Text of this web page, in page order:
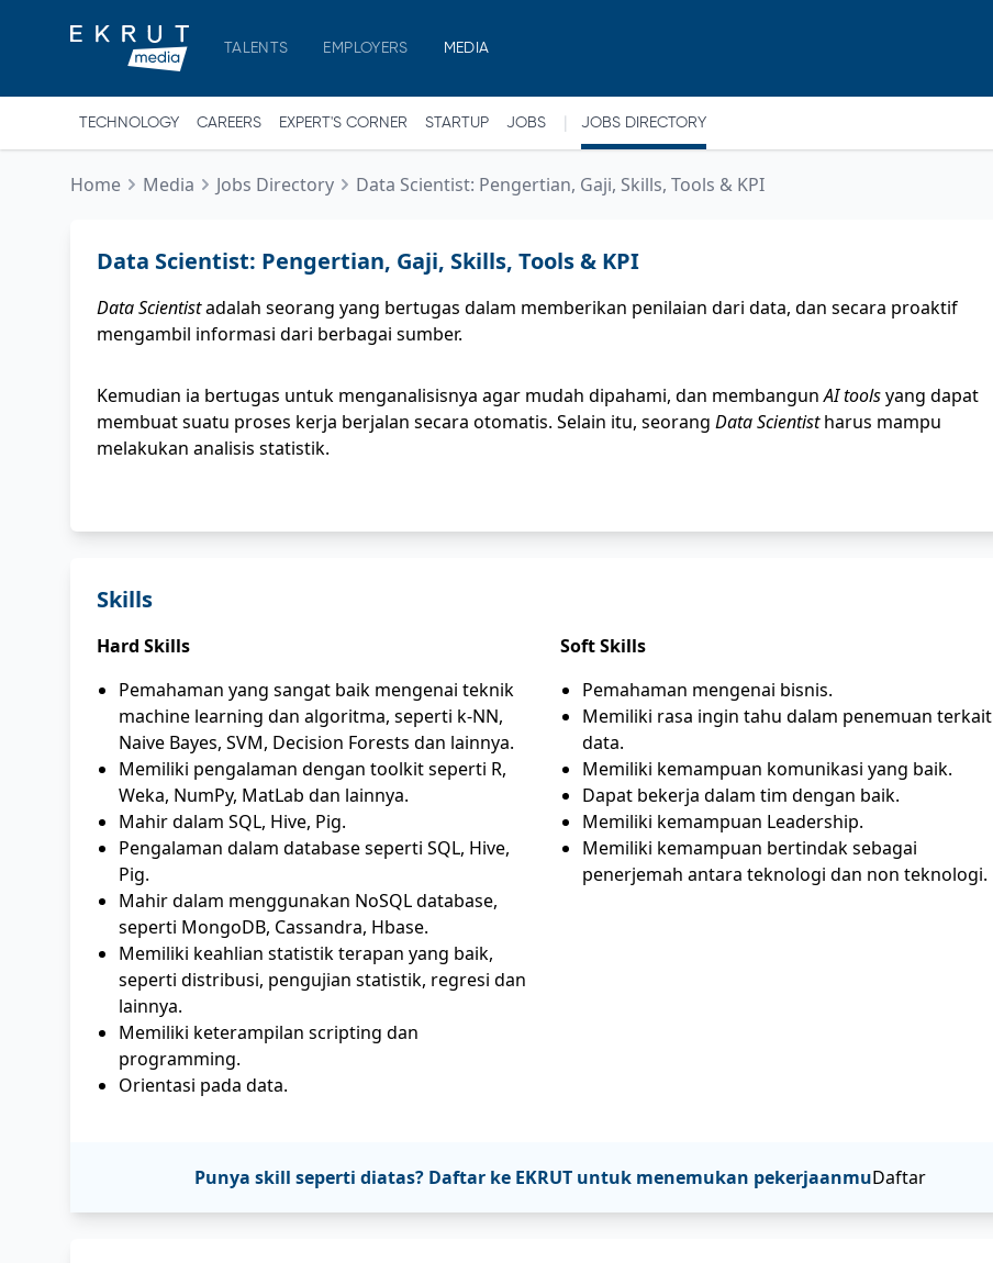
TALENTS EMPLOYERS MEDIA
TECHNOLOGY CAREERS EXPERT'S CORNER STARTUP JOBS JOBS DIRECTORY
Home Media Jobs Directory Data Scientist: Pengertian, Gaji, Skills, Tools & KPI
Data Scientist: Pengertian, Gaji, Skills, Tools & KPI
Data Scientistadalah seorang yang bertugas dalam memberikan penilaian dari data, dan secara proaktif
mengambil informasi dari berbagai sumber.
Kemudian ia bertugas untuk menganalisisnya agar mudah dipahami, dan membangunAI toolsyang dapat
membuat suatu proses kerja berjalan secara otomatis. Selain itu, seorang Data Scientistharus mampu
melakukan analisis statistik.
Skills
Hard Skills
Pemahaman yang sangat baik mengenai teknik
machine learning dan algoritma, seperti k-NN,
Naive Bayes, SVM, Decision Forests dan lainnya.
Memiliki pengalaman dengan toolkit seperti R,
Weka, NumPy, MatLab dan lainnya.
Mahir dalam SQL, Hive, Pig.
Pengalaman dalam database seperti SQL, Hive,
Pig.
Mahir dalam menggunakan NoSQL database,
seperti MongoDB, Cassandra, Hbase.
Memiliki keahlian statistik terapan yang baik,
seperti distribusi, pengujian statistik, regresi dan
lainnya.
Memiliki keterampilan scripting dan
programming.
Orientasi pada data.
Soft Skills
Pemahaman mengenai bisnis.
Memiliki rasa ingin tahu dalam penemuan terkait
data.
Memiliki kemampuan komunikasi yang baik.
Dapat bekerja dalam tim dengan baik.
Memiliki kemampuan Leadership.
Memiliki kemampuan bertindak sebagai
penerjemah antara teknologi dan non teknologi.
Punya skill seperti diatas? Daftar ke EKRUT untuk menemukan pekerjaanmuDaftar